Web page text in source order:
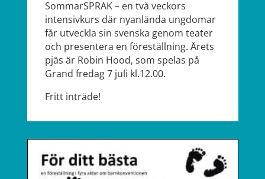
SommarSPRAK – en två veckors
intensivkurs där nyanlända ungdomar
får utveckla sin svenska genom teater
och presentera en föreställning. Årets
pjäs är Robin Hood, som spelas på
Grand fredag 7 juli kl.12.00.
Fritt inträde!